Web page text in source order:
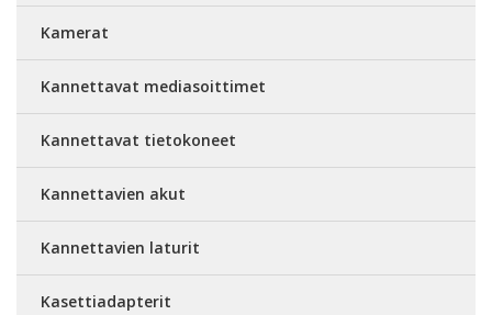
Kamerat
Kannettavat mediasoittimet
Kannettavat tietokoneet
Kannettavien akut
Kannettavien laturit
Kasettiadapterit